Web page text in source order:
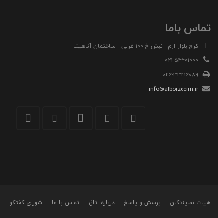
تماس باما
کرج-بلوار ارم - نبش خ 100 غربی - ساختمان آناهیتا
021-54401000
026-33416089
info@alborzccim.ir
هیات نمایندگان پرسش و پاسخ درباره اتاق تماس با ما شورای گفتگو